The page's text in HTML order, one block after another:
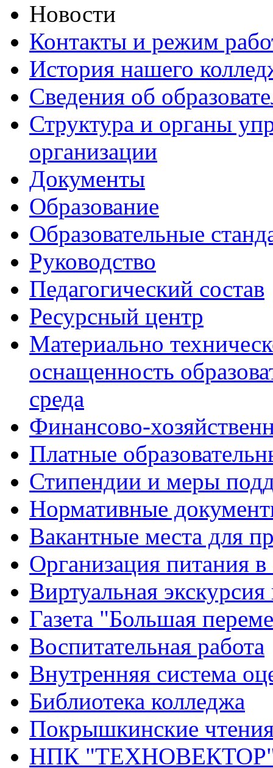
Новости
Контакты и режим
История нашего
Сведения об
Структура и органы
организации
Документы
Образование
Образовательные
Руководство
Педагогический состав
Ресурсный центр
Материально
оснащенность
среда
Финансово-
Платные
Стипендии и меры
Нормативные
Вакантные места для
Организация питания в
Виртуальная
Газета "Большая
Воспитательная работа
Внутренняя система
Библиотека колледжа
Покрышкинские
НПК